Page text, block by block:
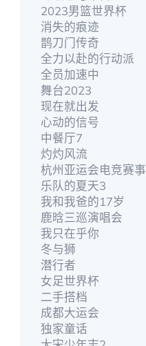
2023男篮世界杯
消失的痕迹
鹊刀门传奇
全力以赴的行动派
全员加速中
舞台2023
现在就出发
心动的信号
中餐厅7
灼灼风流
杭州亚运会电竞赛事
乐队的夏天3
我和我爸的17岁
鹿晗三巡演唱会
我只在乎你
冬与狮
潜行者
女足世界杯
二手搭档
成都大运会
独家童话